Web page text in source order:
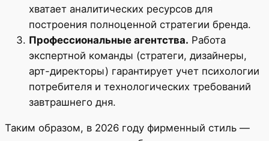
хватает аналитических ресурсов для
построения полноценной стратегии бренда.
Профессиональные агентства. Работа
экспертной команды (стратеги, дизайнеры,
арт-директоры) гарантирует учет психологии
потребителя и технологических требований
завтрашнего дня.
Таким образом, в 2026 году фирменный стиль —